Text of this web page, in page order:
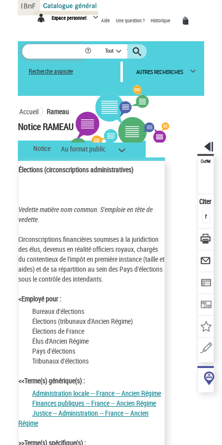
Espace personnel Aide Une question ? Historique
Tout
Recherche avancée AUTRES RECHERCHES
Accueil Rameau
Notice RAMEAU
Notice Au format public
Élections (circonscriptions administratives)
Vedette matière nom commun. S'emploie en tête de
vedette.
Circonscriptions financières soumises à la juridiction
des élus, devenus en réalité officiers royaux, chargés
du contentieux de l'impôt en première instance (taille et
aides) et de sa répartition au sein des Pays d'élections
sous le contrôle des intendants.
<Employé pour :
Bureaux d'élections
Élections (tribunaux d'Ancien Régime)
Élections de France
Élus d'Ancien Régime
Pays d'élections
Tribunaux d'élections
<<Terme(s) générique(s) :
Administration locale -- France -- Ancien Régime
Finances publiques -- France -- Ancien Régime
Justice -- Administration -- France -- Ancien
Régime
>>Terme(s) spécifique(s) :
Outils
Citer
Panneau de gestion des cookies